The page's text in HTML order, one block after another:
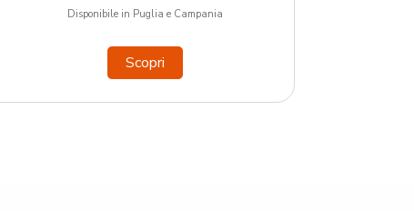
Disponibile in Puglia e Campania
Scopri